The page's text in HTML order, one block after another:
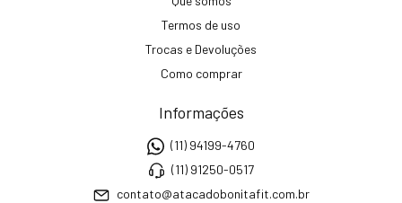
Termos de uso
Trocas e Devoluções
Como comprar
Informações
(11) 94199-4760
(11) 91250-0517
contato@atacadobonitafit.com.br